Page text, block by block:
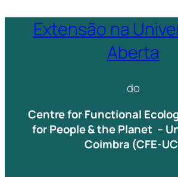
Extensão na
Aberta
do
Centre for Functional
for People & the Planet –
Coimbra (CFE-